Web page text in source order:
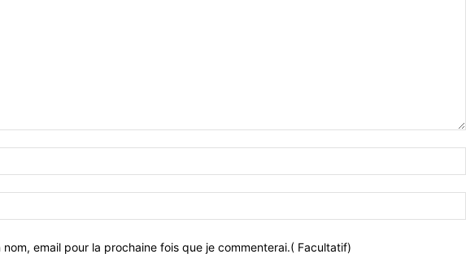
nom, email pour la prochaine fois que je commenterai.( Facultatif)